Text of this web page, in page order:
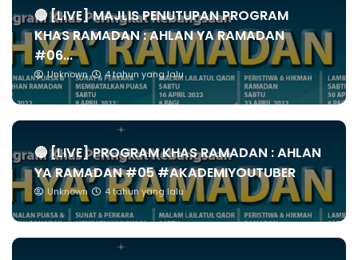
🔴 [LIVE] MAJLIS PENUTUPAN PROGRAM
KHAS RAMADAN : AHLAN YA RAMADAN
#06...
Unknown 4 tahun yang lalu
🔴 [LIVE] PROGRAM KHAS RAMADAN : AHLAN
YA RAMADAN #05 #AKADEMIYOUTUBER
Unknown 4 tahun yang lalu